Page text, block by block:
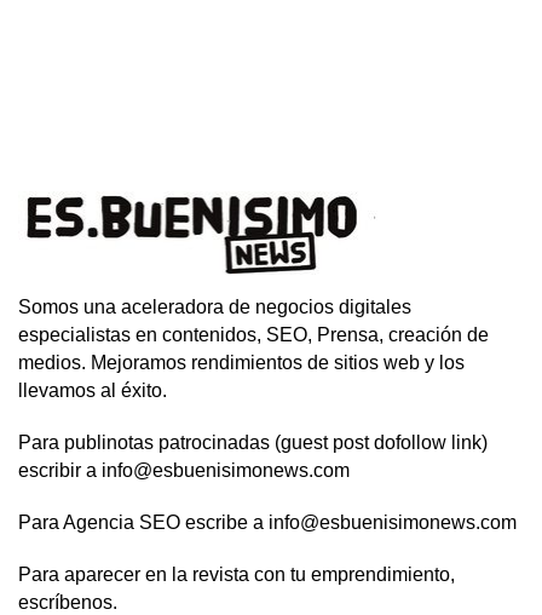
Somos una aceleradora de negocios digitales
especialistas en contenidos, SEO, Prensa, creación de
medios. Mejoramos rendimientos de sitios web y los
llevamos al éxito.
Para publinotas patrocinadas (guest post dofollow link)
escribir a info@esbuenisimonews.com
Para Agencia SEO escribe a info@esbuenisimonews.com
Para aparecer en la revista con tu emprendimiento,
escríbenos.